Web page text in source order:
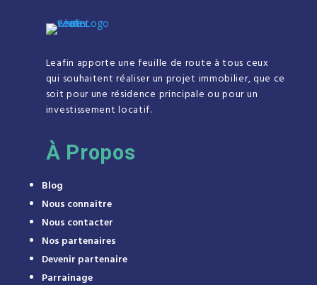
Leafin apporte une feuille de route à tous ceux
qui souhaitent réaliser un projet immobilier, que ce
soit pour une résidence principale ou pour un
investissement locatif.
À Propos
Blog
Nous connaitre
Nous contacter
Nos partenaires
Devenir partenaire
Parrainage